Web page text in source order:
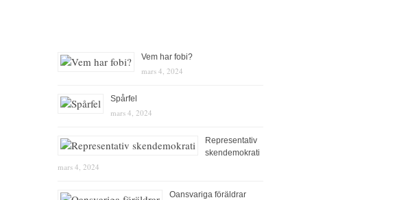
Vem har fobi?
mars 4, 2024
Spårfel
mars 4, 2024
Representativ
skendemokrati
mars 4, 2024
Oansvariga föräldrar